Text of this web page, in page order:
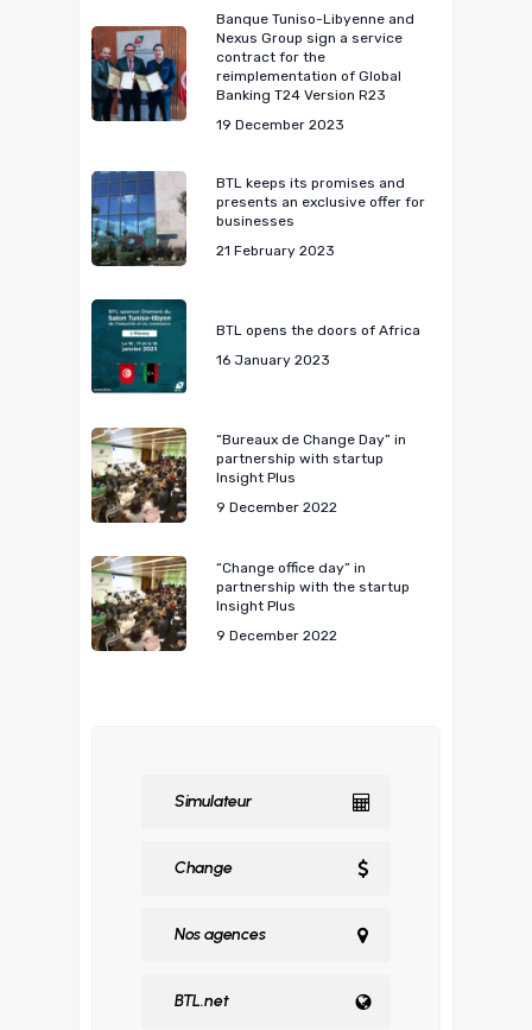
Banque Tuniso-Libyenne and
Nexus Group sign a service
contract for the
reimplementation of Global
Banking T24 Version R23
19 December 2023
BTL keeps its promises and
presents an exclusive offer for
businesses
21 February 2023
BTL opens the doors of Africa
16 January 2023
“Bureaux de Change Day” in
partnership with startup
Insight Plus
9 December 2022
“Change office day” in
partnership with the startup
Insight Plus
9 December 2022
Simulateur
Change
Nos agences
BTL.net